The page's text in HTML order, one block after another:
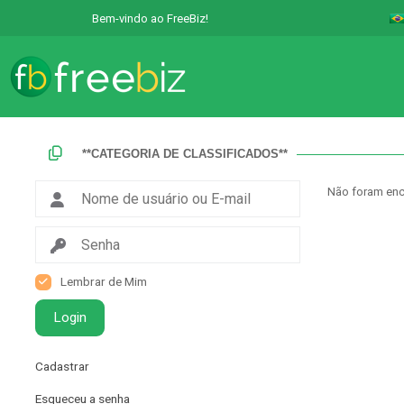
Bem-vindo ao FreeBiz!
**CATEGORIA DE CLASSIFICADOS**
Lembrar de Mim
Login
Cadastrar
Esqueceu a senha
Não foram